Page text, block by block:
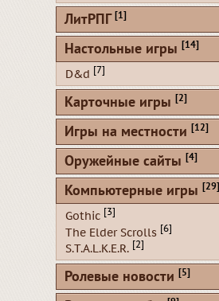
ЛитРПГ [1]
Настольные игры [14]
D&d [7]
Карточные игры [2]
Игры на местности [12]
Оружейные сайты [4]
Компьютерные игры [29]
Gothic [3]
The Elder Scrolls [6]
S.T.A.L.K.E.R. [2]
Ролевые новости [5]